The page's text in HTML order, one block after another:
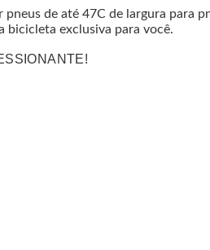
de até 47C de largura para
bicicleta exclusiva para você.